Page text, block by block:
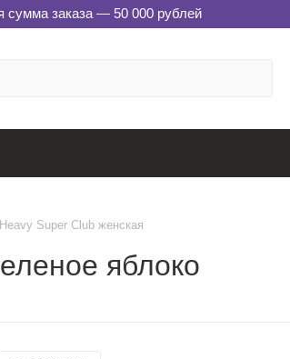
сумма заказа — 50 000 рублей
Super Club женская
яблоко